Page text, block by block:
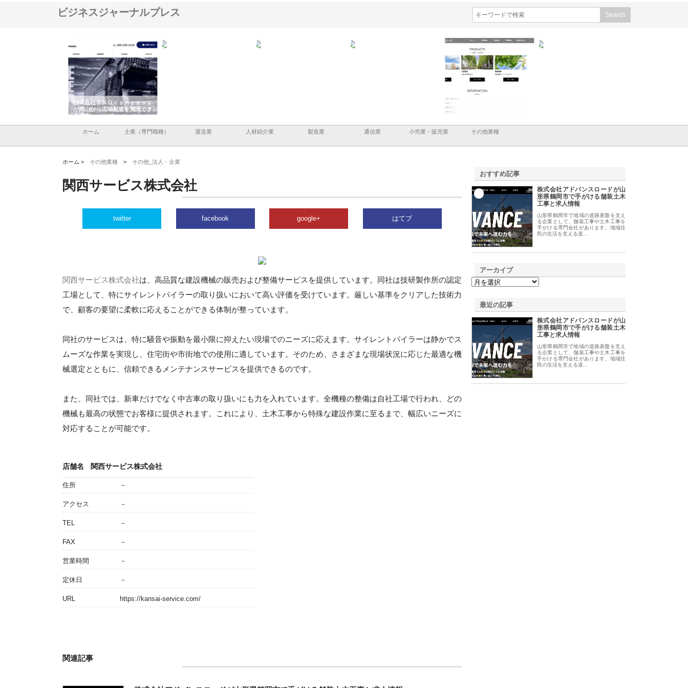
ビジネスジャーナルプレス
株式会社ＯＮＯｃｏｍｐａｎｙ
が岡山から広域配送を実現でき
る理由
株式会社メタルエースの企業サ
イトが提供する充実した情報内
ホーム 士業（専門職種） 運送業 人材紹介業 製造業 通信業 小売業・販売業 その他業種
ホーム > その他業種 > その他_法人・企業
関西サービス株式会社
twitter facebook google+ はてブ
関西サービス株式会社は、高品質な建設機械の販売および整備サービスを提供しています。同社は技研製作所の認定
工場として、特にサイレントパイラーの取り扱いにおいて高い評価を受けています。厳しい基準をクリアした技術力
で、顧客の要望に柔軟に応えることができる体制が整っています。
同社のサービスは、特に騒音や振動を最小限に抑えたい現場でのニーズに応えます。サイレントパイラーは静かでス
ムーズな作業を実現し、住宅街や市街地での使用に適しています。そのため、さまざまな現場状況に応じた最適な機
械選定とともに、信頼できるメンテナンスサービスを提供できるのです。
また、同社では、新車だけでなく中古車の取り扱いにも力を入れています。全機種の整備は自社工場で行われ、どの
機械も最高の状態でお客様に提供されます。これにより、土木工事から特殊な建設作業に至るまで、幅広いニーズに
対応することが可能です。
店舗名 関西サービス株式会社
住所 －
アクセス －
TEL －
FAX －
営業時間 －
定休日 －
URL https://kansai-service.com/
関連記事
おすすめ記事
株式会社アドバンスロードが山
形県鶴岡市で手がける舗装土木
工事と求人情報
山形県鶴岡市で地域の道路基盤を支え
る企業として、舗装工事や土木工事を
手がける専門会社があります。地域住
民の生活を支える道…
アーカイブ
最近の記事
株式会社アドバンスロードが山
形県鶴岡市で手がける舗装土木
工事と求人情報
山形県鶴岡市で地域の道路基盤を支え
る企業として、舗装工事や土木工事を
手がける専門会社があります。地域住
民の生活を支える道…